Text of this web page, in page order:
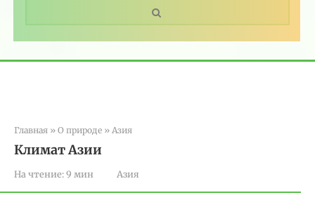
Главная » О природе » Азия
Климат Азии
На чтение:9 мин Азия